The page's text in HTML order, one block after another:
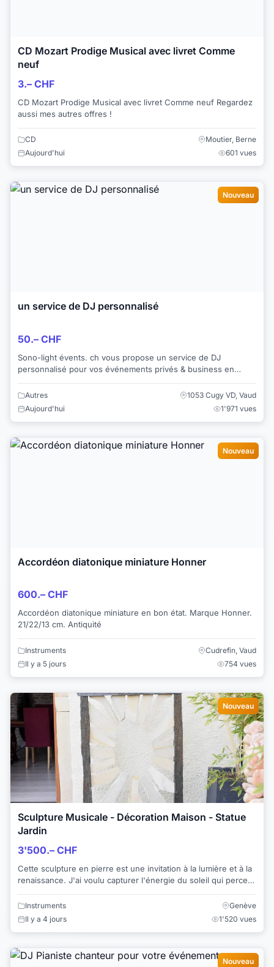
CD Mozart Prodige Musical avec livret Comme
neuf
3.– CHF
CD Mozart Prodige Musical avec livret Comme neuf Regardez
aussi mes autres offres !
CD
Moutier, Berne
Aujourd'hui
601 vues
Nouveau
un service de DJ personnalisé
50.– CHF
Sono-light évents. ch vous propose un service de DJ
personnalisé pour vos événements privés & business en
Autres
1053 Cugy VD, Vaud
Aujourd'hui
1'971 vues
Nouveau
Accordéon diatonique miniature Honner
600.– CHF
Accordéon diatonique miniature en bon état. Marque Honner.
21/22/13 cm. Antiquité
Instruments
Cudrefin, Vaud
Il y a 5 jours
754 vues
Nouveau
Sculpture Musicale - Décoration Maison - Statue
Jardin
3'500.– CHF
Cette sculpture en pierre est une invitation à la lumière et à la
renaissance. J'ai voulu capturer l'énergie du soleil qui perce
Instruments
Genève
Il y a 4 jours
1'520 vues
Nouveau